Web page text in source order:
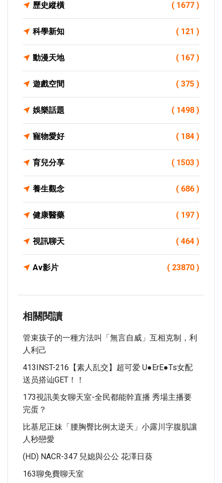
歷史縱橫 ( 1677 )
科學新知 ( 121 )
動漫天地 ( 167 )
遊戲空間 ( 375 )
娛樂話題 ( 1498 )
寵物愛好 ( 184 )
育兒分享 ( 1503 )
養生觀念 ( 686 )
健康醫藥 ( 197 )
視訊聊天 ( 464 )
Av影片 ( 23870 )
相關閱讀
管束孩子的一種方法叫「無言自威」互相克制，利
人利己
413INST-216【素人乱交】超可爱 U●erE●ts女配
送员搭讪GET！！
173視訊美女聊天室-全民都能幹直播 秀場主播要
完蛋？
比基尼正妹「腰胸臀比例太逆天」小露川字腹肌讓
人秒戀愛
(HD) NACR-347 兒媳與公公 花澤日葵
163聊免費聊天室